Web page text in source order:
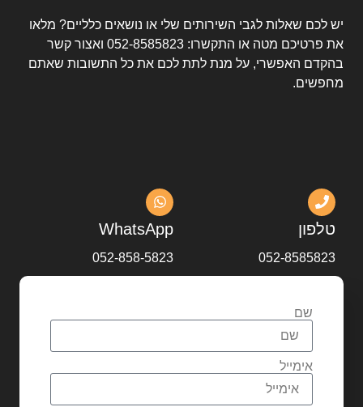
יש לכם שאלות לגבי השירותים שלי או נושאים כלליים? מלאו
את פרטיכם מטה או התקשרו: 052-8585823 ואצור קשר
בהקדם האפשרי, על מנת לתת לכם את כל התשובות שאתם
מחפשים.
טלפון
052-8585823
WhatsApp
052-858-5823
שם
אימייל